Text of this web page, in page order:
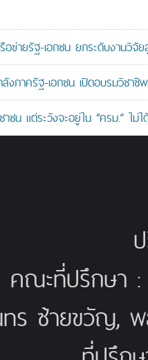
ายรัฐ-เอกชน ยกระดับงานวิจัย
ภาครัฐ-เอกชน เปิดอบรมวิชาชี
ชน แต่ระวังจะอยู่ใน “ครม.” ไม่ไ
คณะที่ปรึกษา
ร ซ้ายขวัญ,